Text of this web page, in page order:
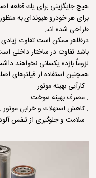
هیچ جایگزینی برای یك قطعه
برای هر خودرو هیوندای به
طراحی شده اند.
درظاهر ممكن است تفاوت
باشد.تفاوت در ساختار داخلی
لزوماً بازده یكسانی نخواهند
همچنین استفاده از فیلترهای
. كارآیی بهینه موتور
. مصرف بهینه سوخت
. كاهش استهلاك و خرابی
. سلامت و جلوگیری از تنفس